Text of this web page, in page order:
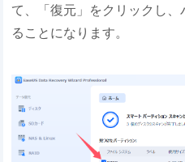
て、「復元」をクリックし
ることになります。